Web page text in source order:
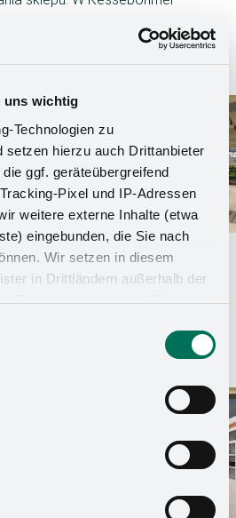
uns wichtig
Technologien zu
setzen hierzu auch Drittanbieter
ggf. geräteübergreifend
Pixel und IP-Adressen
weitere externe Inhalte (etwa
eingebunden, die Sie nach
Wir setzen in diesem
in Drittländern außerhalb der
Datenschutzniveau (USA) ein,
zugreifen,
Mit Ihrer Einstellung
Vorgänge ein. Sie
finden Sie in unserer
Impressum.
wejściowych i
prowadzenie klienta.